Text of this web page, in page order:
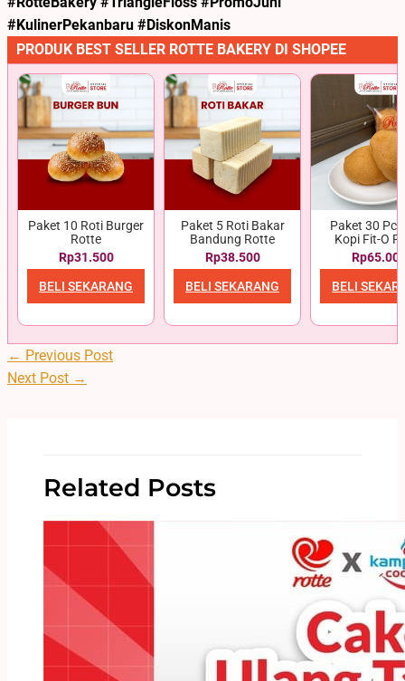
#KulinerPekanbaru #DiskonManis
PRODUK BEST SELLER ROTTE BAKERY DI SHOPEE
Paket 10 Roti Burger
Rotte
Rp31.500
BELI SEKARANG
Paket 5 Roti Bakar
Bandung Rotte
Rp38.500
BELI SEKARANG
Paket 30
Kopi Fit-O
BELI
← Previous Post
Next Post →
Related Posts